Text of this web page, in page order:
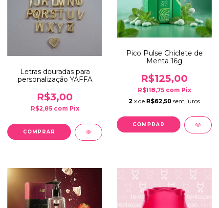
Letras douradas para
personalização YAFFA
R$3,00
R$2,85 com Pix
COMPRAR
Pico Pulse Chiclete de
Menta 16g
R$125,00
R$118,75 com Pix
2 x de R$62,50 sem juros